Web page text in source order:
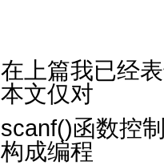
在上篇我已经
本文仅对
scanf()函数控
构成编程